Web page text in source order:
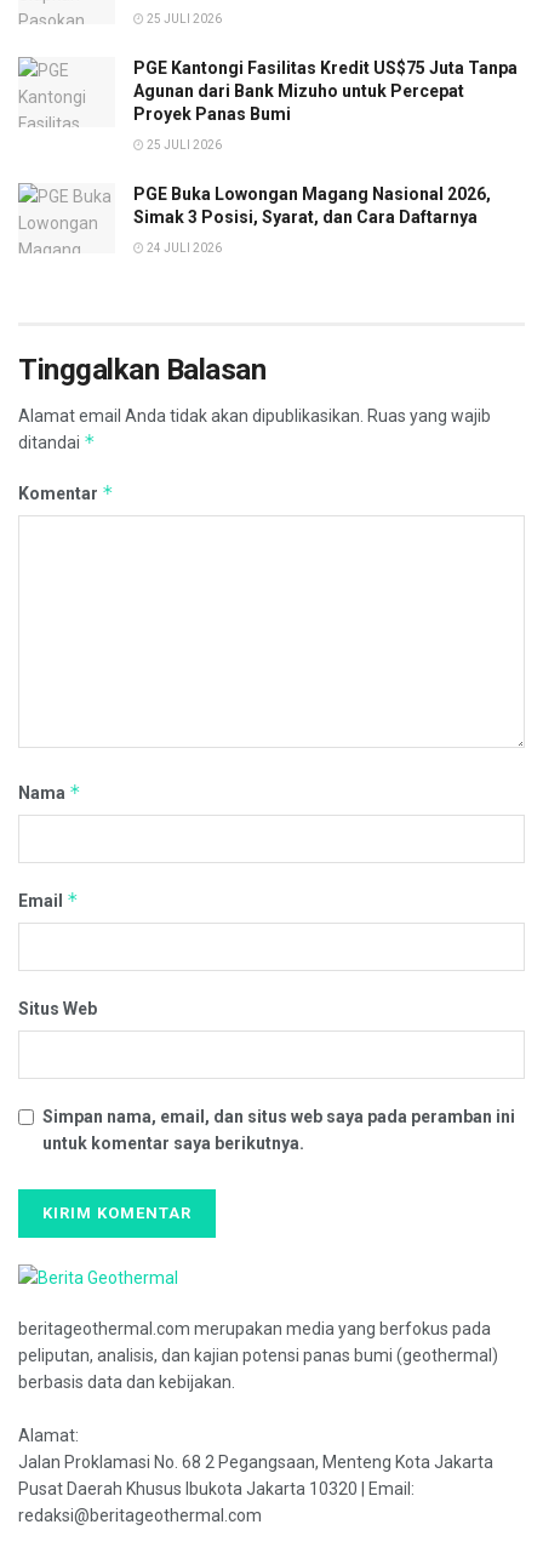
25 JULI 2026
PGE Kantongi Fasilitas Kredit US$75 Juta Tanpa
Agunan dari Bank Mizuho untuk Percepat
Proyek Panas Bumi
25 JULI 2026
PGE Buka Lowongan Magang Nasional 2026,
Simak 3 Posisi, Syarat, dan Cara Daftarnya
24 JULI 2026
Tinggalkan Balasan
Alamat email Anda tidak akan dipublikasikan. Ruas yang wajib
ditandai *
Komentar *
Nama *
Email *
Situs Web
Simpan nama, email, dan situs web saya pada peramban ini
untuk komentar saya berikutnya.
beritageothermal.com merupakan media yang berfokus pada
peliputan, analisis, dan kajian potensi panas bumi (geothermal)
berbasis data dan kebijakan.
Alamat:
Jalan Proklamasi No. 68 2 Pegangsaan, Menteng Kota Jakarta
Pusat Daerah Khusus Ibukota Jakarta 10320 | Email:
redaksi@beritageothermal.com